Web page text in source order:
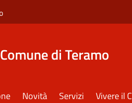
Comune di Teramo
Novità Servizi Vivere il